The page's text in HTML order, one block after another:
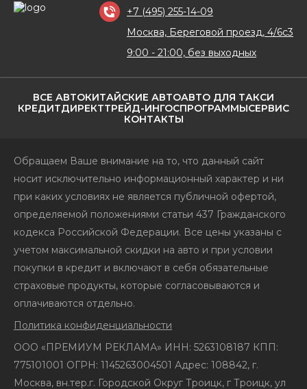
ВСЕ АВТОКИТАЙСКИЕ АВТОАВТО ДЛЯ ТАКСИ
КРЕДИТДИРЕКТТРЕЙД-ИНГОСПРОГРАММЫСЕРВИС
КОНТАКТЫ
+7 (495) 255-14-09
Москва, Береговой проезд, 4/6с3
9:00 - 21:00, без выходных
Обращаем Ваше внимание на то, что данный сайт
носит исключительно информационный характер и ни
при каких условиях не является публичной офертой,
определяемой положениями статьи 437 Гражданского
кодекса Российской Федерации. Все цены указаны с
учетом максимальной скидки на авто и при условии
покупки в кредит и включают в себя обязательные
страховые продукты, которые согласовываются и
оплачиваются отдельно.
Политика конфиденциальности
ООО «ПРЕМИУМ РЕКЛАМА» ИНН: 5263108187 КПП:
775101001 ОГРН: 1145263004501 Адрес: 108842, г.
Москва, вн.тер.г. Городской Округ Троицк, г Троицк, ул